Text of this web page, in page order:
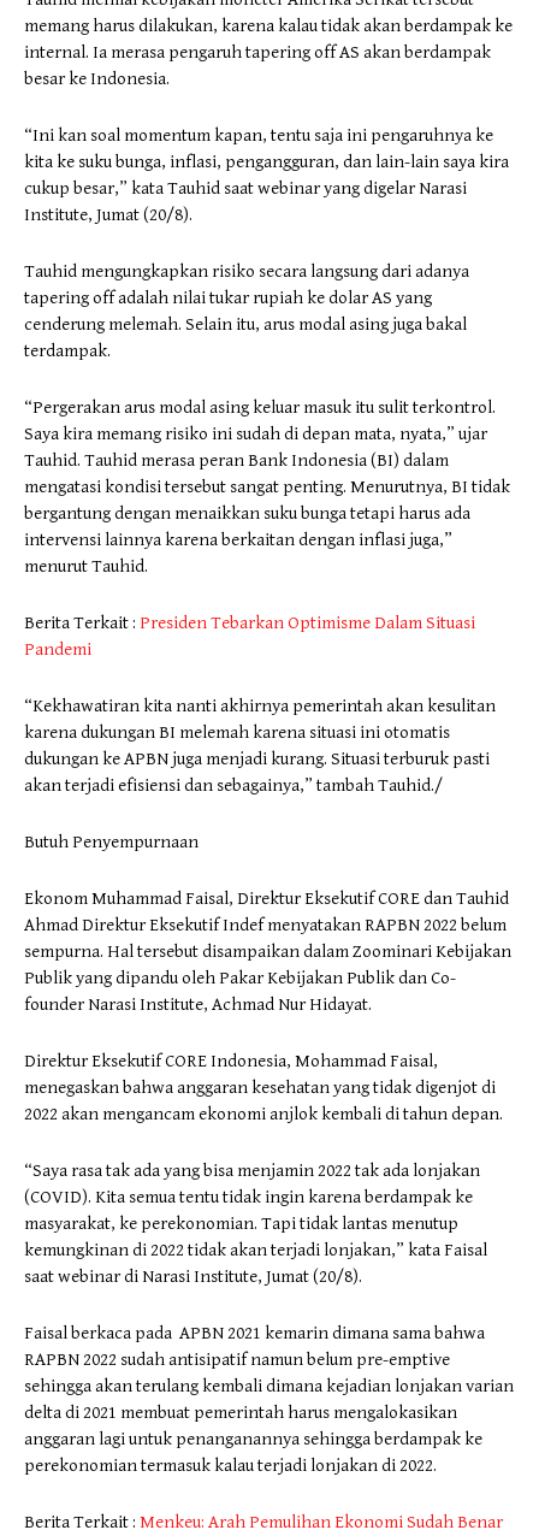
memang harus dilakukan, karena kalau tidak akan berdampak ke
internal. Ia merasa pengaruh tapering off AS akan berdampak
besar ke Indonesia.
“Ini kan soal momentum kapan, tentu saja ini pengaruhnya ke
kita ke suku bunga, inflasi, pengangguran, dan lain-lain saya kira
cukup besar,” kata Tauhid saat webinar yang digelar Narasi
Institute, Jumat (20/8).
Tauhid mengungkapkan risiko secara langsung dari adanya
tapering off adalah nilai tukar rupiah ke dolar AS yang
cenderung melemah. Selain itu, arus modal asing juga bakal
terdampak.
“Pergerakan arus modal asing keluar masuk itu sulit terkontrol.
Saya kira memang risiko ini sudah di depan mata, nyata,” ujar
Tauhid. Tauhid merasa peran Bank Indonesia (BI) dalam
mengatasi kondisi tersebut sangat penting. Menurutnya, BI tidak
bergantung dengan menaikkan suku bunga tetapi harus ada
intervensi lainnya karena berkaitan dengan inflasi juga,”
menurut Tauhid.
Berita Terkait : Presiden Tebarkan Optimisme Dalam Situasi
Pandemi
“Kekhawatiran kita nanti akhirnya pemerintah akan kesulitan
karena dukungan BI melemah karena situasi ini otomatis
dukungan ke APBN juga menjadi kurang. Situasi terburuk pasti
akan terjadi efisiensi dan sebagainya,” tambah Tauhid./
Butuh Penyempurnaan
Ekonom Muhammad Faisal, Direktur Eksekutif CORE dan Tauhid
Ahmad Direktur Eksekutif Indef menyatakan RAPBN 2022 belum
sempurna. Hal tersebut disampaikan dalam Zoominari Kebijakan
Publik yang dipandu oleh Pakar Kebijakan Publik dan Co-
founder Narasi Institute, Achmad Nur Hidayat.
Direktur Eksekutif CORE Indonesia, Mohammad Faisal,
menegaskan bahwa anggaran kesehatan yang tidak digenjot di
2022 akan mengancam ekonomi anjlok kembali di tahun depan.
“Saya rasa tak ada yang bisa menjamin 2022 tak ada lonjakan
(COVID). Kita semua tentu tidak ingin karena berdampak ke
masyarakat, ke perekonomian. Tapi tidak lantas menutup
kemungkinan di 2022 tidak akan terjadi lonjakan,” kata Faisal
saat webinar di Narasi Institute, Jumat (20/8).
Faisal berkaca pada APBN 2021 kemarin dimana sama bahwa
RAPBN 2022 sudah antisipatif namun belum pre-emptive
sehingga akan terulang kembali dimana kejadian lonjakan varian
delta di 2021 membuat pemerintah harus mengalokasikan
anggaran lagi untuk penanganannya sehingga berdampak ke
perekonomian termasuk kalau terjadi lonjakan di 2022.
Berita Terkait : Menkeu: Arah Pemulihan Ekonomi Sudah Benar